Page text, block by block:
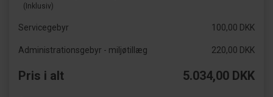
(Inklusiv)
Servicegebyr 100,00 DKK
Administrationsgebyr - miljøtillæg 220,00 DKK
Pris i alt 5.034,00 DKK